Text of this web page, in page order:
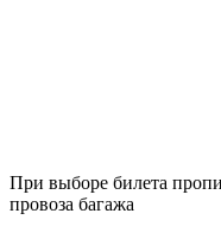
При выборе билета
провоза багажа